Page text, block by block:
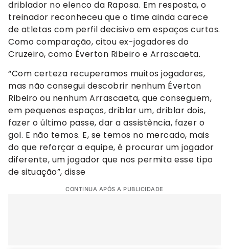
driblador no elenco da Raposa. Em resposta, o
treinador reconheceu que o time ainda carece
de atletas com perfil decisivo em espaços curtos.
Como comparação, citou ex-jogadores do
Cruzeiro, como Éverton Ribeiro e Arrascaeta.
“Com certeza recuperamos muitos jogadores,
mas não consegui descobrir nenhum Éverton
Ribeiro ou nenhum Arrascaeta, que conseguem,
em pequenos espaços, driblar um, driblar dois,
fazer o último passe, dar a assistência, fazer o
gol. E não temos. E, se temos no mercado, mais
do que reforçar a equipe, é procurar um jogador
diferente, um jogador que nos permita esse tipo
de situação”, disse
CONTINUA APÓS A PUBLICIDADE